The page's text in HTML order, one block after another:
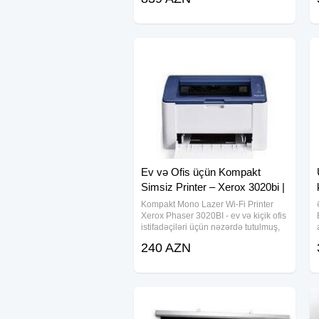
qəpik) #Endirim
Ev və Ofis üçün Kompakt
Simsiz Printer – Xerox 3020bi |
Endi
Kompakt Mono Lazer Wi-Fi Printer
Xerox Phaser 3020BI - ev və kiçik ofis
istifadəçiləri üçün nəzərdə tutulmuş,
printerdir. Daxili Wi-Fi modulu
noutbuk,
240 AZN